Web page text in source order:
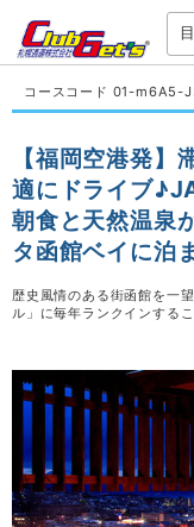
コースコード 01-m6A5-
【福岡空港発
適にドライブ
朝食と天然温泉
タ函館ベイに泊
歴史風情のある街函館を一
ル」に毎年ランクインする